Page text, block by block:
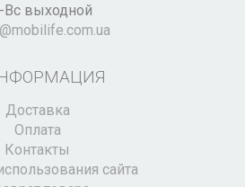
Вс выходной
Доставка
Оплата
Контакты
сайта